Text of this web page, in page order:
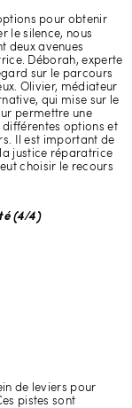
pour obtenir
le silence, nous
deux avenues
Déborah, experte
sur le parcours
Olivier, médiateur
qui mise sur le
permettre une
options et
Il est important de
justice réparatrice
choisir le recours
(4/4)
de leviers pour
pistes sont